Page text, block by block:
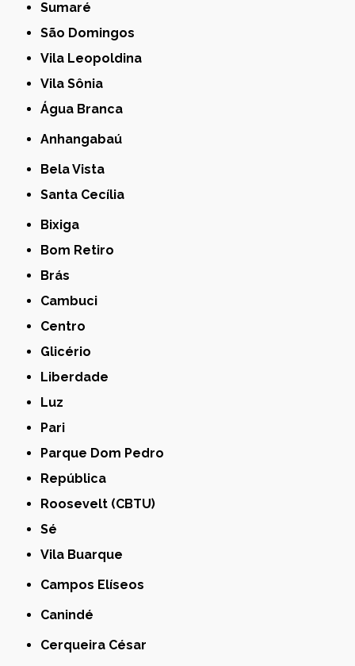
Sumaré
São Domingos
Vila Leopoldina
Vila Sônia
Água Branca
Anhangabaú
Bela Vista
Santa Cecília
Bixiga
Bom Retiro
Brás
Cambuci
Centro
Glicério
Liberdade
Luz
Pari
Parque Dom Pedro
República
Roosevelt (CBTU)
Sé
Vila Buarque
Campos Elíseos
Canindé
Cerqueira César